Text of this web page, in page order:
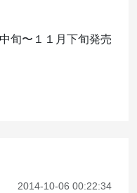
旬〜１１月下旬発売
2014-10-06 00:22:34